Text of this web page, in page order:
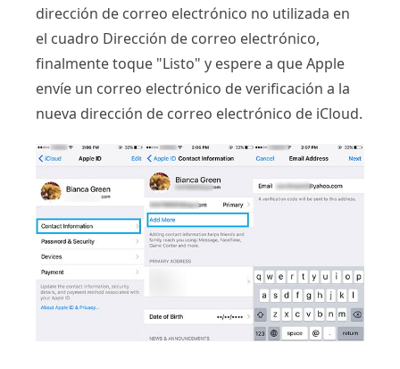
dirección de correo electrónico no utilizada en
el cuadro Dirección de correo electrónico,
finalmente toque "Listo" y espere a que Apple
envíe un correo electrónico de verificación a la
nueva dirección de correo electrónico de iCloud.